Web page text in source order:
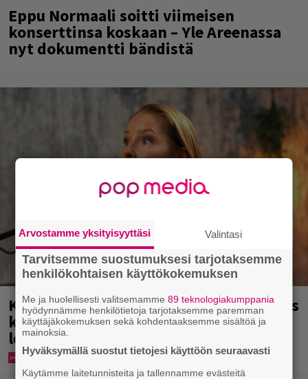
Eppu Normaali soitti viimeisen
konserttinsa koskaan – Yle Areenassa
nyt dokumentti bändistä
Karita Tykän ja Sami Saikkosen rakkaus
kukoistaa – vähäpukeista hempeilyä ja
leveitä virnistyksiä laiturilla
Arvostamme yksityisyyttäsi Valintasi
Tarvitsemme suostumuksesi tarjotaksemme
henkilökohtaisen käyttökokemuksen
Me ja huolellisesti valitsemamme89 teknologiakumppania
hyödynnämme henkilötietoja tarjotaksemme paremman
käyttäjäkokemuksen sekä kohdentaaksemme sisältöä ja
mainoksia.
Hyväksymällä suostut tietojesi käyttöön seuraavasti
Käytämme laitetunnisteita ja tallennamme evästeitä